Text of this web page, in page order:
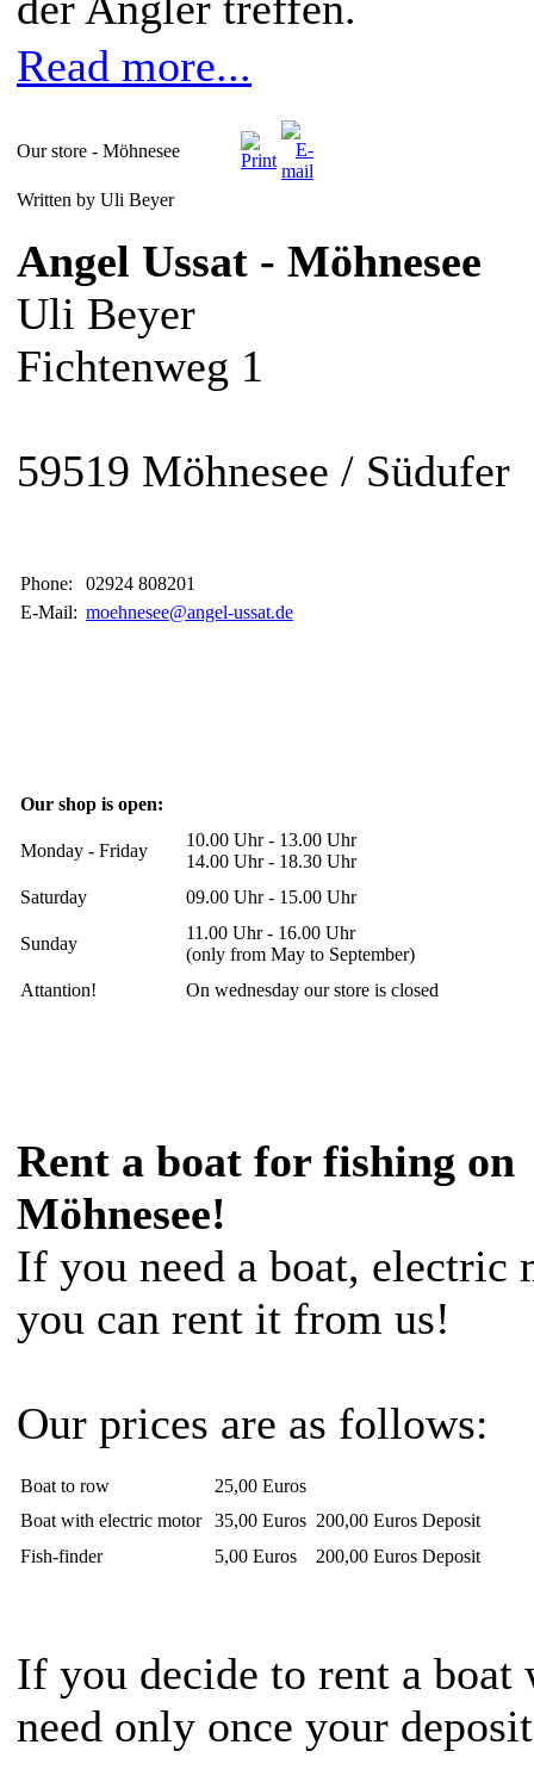
Read more...
Our store - Möhnesee
Written by Uli Beyer
Angel Ussat - Möhnesee
Uli Beyer
Fichtenweg 1
59519 Möhnesee / Südufer
Phone:
02924 808201
E-Mail: moehnesee@angel-ussat.de
Our shop is open:
Monday - Friday
10.00 Uhr - 13.00 Uhr
14.00 Uhr - 18.30 Uhr
Saturday
09.00 Uhr - 15.00 Uhr
Sunday
11.00 Uhr - 16.00 Uhr
(only from May to September)
Attantion!
On wednesday our store is closed
Rent a boat for fishing on
Möhnesee!
If you need a boat, electric
you can rent it from us!
Our prices are as follows:
Boat to row
25,00 Euros
Boat with electric motor
35,00 Euros 200,00 Euros Deposit
Fish-finder
5,00 Euros 200,00 Euros Deposit
If you decide to rent a
need only once your